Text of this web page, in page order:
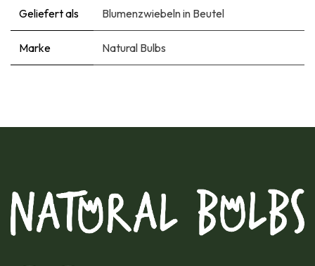
Geliefert als Blumenzwiebeln in Beutel
Marke Natural Bulbs